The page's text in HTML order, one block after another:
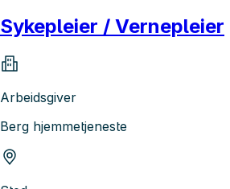
Sykepleier / Vernepleier
Arbeidsgiver
Berg hjemmetjeneste